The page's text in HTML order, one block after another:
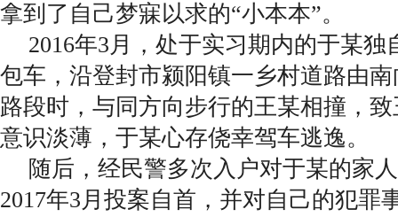
拿到了自己梦寐以求的“小本本”。
2016年3月，处于实习期内的于某独
包车，沿登封市颍阳镇一乡村道路由
路段时，与同方向步行的王某相撞，
意识淡薄，于某心存侥幸驾车逃逸。
随后，经民警多次入户对于某的家
2017年3月投案自首，并对自己的犯罪